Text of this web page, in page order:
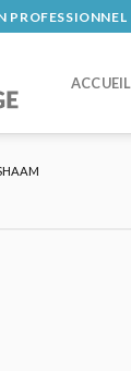
PROFESSIONNEL
ACCUEIL